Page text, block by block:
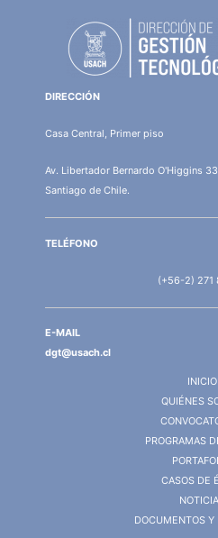
DIRECCIÓN
Casa Central, Primer piso
Av. Libertador Bernardo O'Higgins
Santiago de Chile.
TELÉFONO
(+56-2) 271
E-MAIL
dgt@usach.cl
INICIO
QUIÉNES
PROGRAMAS
CASOS DE
DOCUMENTOS Y